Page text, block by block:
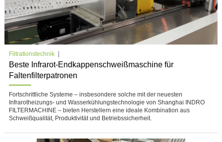
Filtrationstechnik
Beste Infrarot-Endkappenschweißmaschine für
Faltenfilterpatronen
Fortschrittliche Systeme – insbesondere solche mit der neuesten
Infrarotheizungs- und Wasserkühlungstechnologie von Shanghai INDRO
FILTERMACHINE – bieten Herstellern eine ideale Kombination aus
Schweißqualität, Produktivität und Betriebssicherheit.